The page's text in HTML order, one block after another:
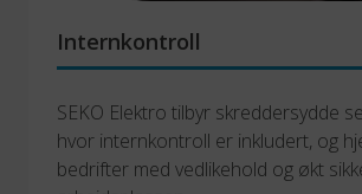
Internkontroll
SEKO Elektro tilbyr skreddersydde
hvor internkontroll er inkludert, og
bedrifter med vedlikehold og økt